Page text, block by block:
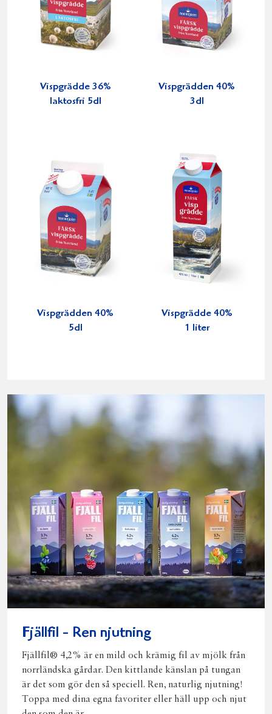
Vispgrädde 36%
laktosfri 5dl
Vispgrädden 40%
3dl
Vispgrädden 40%
5dl
Vispgrädde 40%
1 liter
Fjällfil - Ren njutning
Fjällfil® 4,2% är en mild och krämig fil av mjölk från
norrländska gårdar. Den kittlande känslan på tungan
är det som gör den så speciell. Ren, naturlig njutning!
Toppa med dina egna favoriter eller häll upp och njut